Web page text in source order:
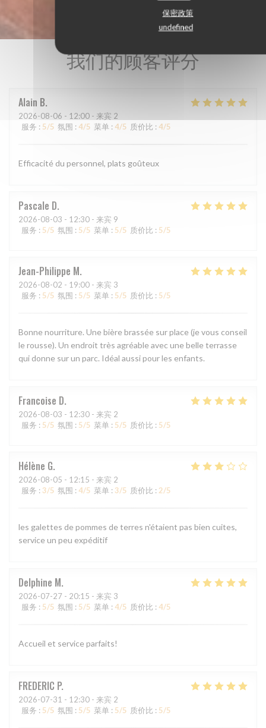
保密政策
undefined
我们的顾客评分
Alain B
2026-08-06 - 12:00 - 来宾 2
服务 : 5/5 氛围 :4/5 菜单 : 4/5 质价比 :4/5
Efficacité du personnel, plats goûteux
Pascale D
2026-08-03 - 12:30 - 来宾 9
服务 : 5/5 氛围 : 5/5 菜单 : 5/5 质价比 : 5/5
Jean-Philippe M
2026-08-02 - 19:00 - 来宾 3
服务 : 5/5 氛围 : 5/5 菜单 : 5/5 质价比 : 5/5
Bonne nourriture. Une bière brassée sur place (je vous conseil
le rousse). Un endroit très agréable avec une belle terrasse
qui donne sur un parc. Idéal aussi pour les enfants.
Francoise D
2026-08-03 - 12:30 - 来宾 2
服务 : 5/5 氛围 : 5/5 菜单 : 5/5 质价比 : 5/5
Hélène G
2026-08-05 - 12:15 - 来宾 2
服务 : 3/5 氛围 : 4/5 菜单 : 3/5 质价比 : 2/5
les galettes de pommes de terres n'étaient pas bien cuites,
service un peu expéditif
Delphine M
2026-07-27 - 20:15 - 来宾 3
服务 : 5/5 氛围 : 5/5 菜单 : 4/5 质价比 : 4/5
Accueil et service parfaits!
FREDERIC P
2026-07-31 - 12:30 - 来宾 2
服务 : 5/5 氛围 : 5/5 菜单 : 5/5 质价比 : 5/5